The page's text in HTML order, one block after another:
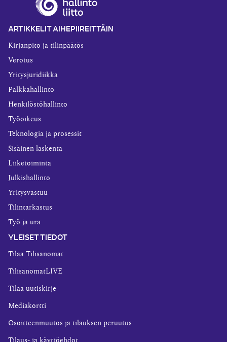
ARTIKKELIT AIHEPIIREITTÄIN
Kirjanpito ja tilinpäätös
Verotus
Yritysjuridiikka
Palkkahallinto
Henkilöstöhallinto
Työoikeus
Teknologia ja prosessit
Sisäinen laskenta
Liiketoiminta
Julkishallinto
Yritysvastuu
Tilintarkastus
Työ ja ura
YLEISET TIEDOT
Tilaa Tilisanomat
TilisanomatLIVE
Tilaa uutiskirje
Mediakortti
Osoitteenmuutos ja tilauksen peruutus